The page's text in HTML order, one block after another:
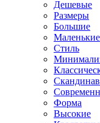
Дешевые
Размеры
Большие
Маленькие
Стиль
Форма
Высокие